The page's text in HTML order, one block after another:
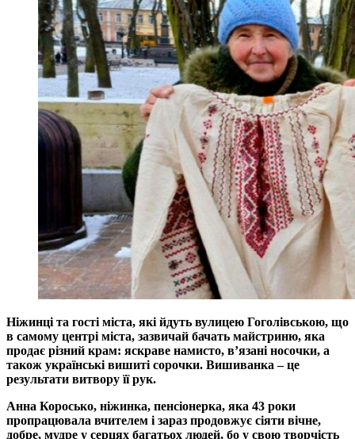
Ніжинці та гості міста, які йдуть вулицею Гоголівською, що
в самому центрі міста, зазвичай бачать майстриню, яка
продає різний крам: яскраве намисто, в’язані носочки, а
також українські вишиті сорочки. Вишиванка – це
результати витвору її рук.
Анна Коросько, ніжинка, пенсіонерка, яка 43 роки
пропрацювала вчителем і зараз продовжує сіяти вічне,
добре, мудре у серцях багатьох людей, бо у свою творчість